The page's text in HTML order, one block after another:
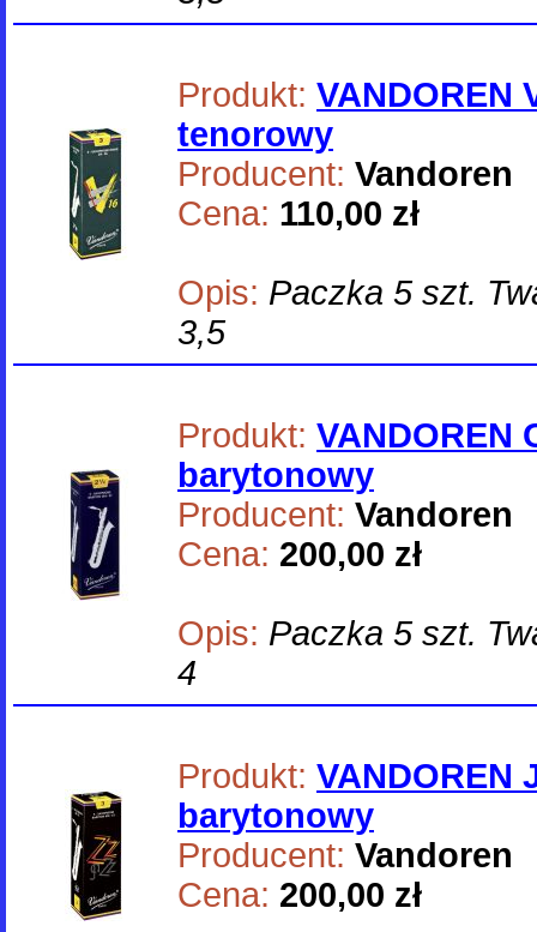
Produkt: VANDOREN
tenorowy
Producent: Vandoren
Cena: 110,00 zł
Opis: Paczka 5 szt.
3,5
Produkt: VANDOREN
barytonowy
Producent: Vandoren
Cena: 200,00 zł
Opis: Paczka 5 szt.
4
Produkt: VANDOREN
barytonowy
Producent: Vandoren
Cena: 200,00 zł